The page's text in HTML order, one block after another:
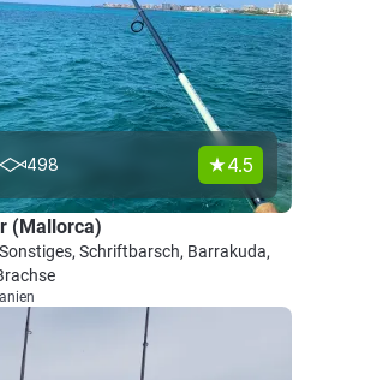
498 4.5
(Mallorca)
Schriftbarsch, Barrakuda,